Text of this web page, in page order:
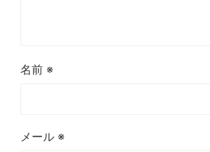
名前 ※
メール ※